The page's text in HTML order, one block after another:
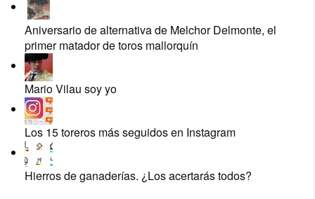
Aniversario de alternativa de Melchor Delmonte, el
primer matador de toros mallorquín
Mario Vilau soy yo
Los 15 toreros más seguidos en Instagram
Hierros de ganaderías. ¿Los acertarás todos?